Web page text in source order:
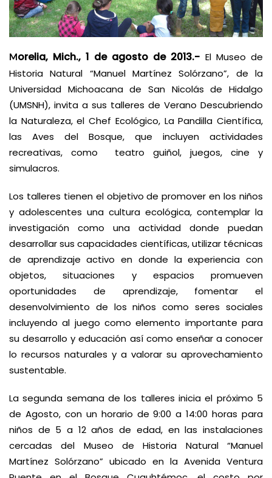
Morelia, Mich., 1 de agosto de 2013.- El Museo de
Historia Natural “Manuel Martínez Solórzano”, de la
Universidad Michoacana de San Nicolás de Hidalgo
(UMSNH), invita a sus talleres de Verano Descubriendo
la Naturaleza, el Chef Ecológico, La Pandilla Científica,
las Aves del Bosque, que incluyen actividades
recreativas, como teatro guiñol, juegos, cine y
simulacros.
Los talleres tienen el objetivo de promover en los niños
y adolescentes una cultura ecológica, contemplar la
investigación como una actividad donde puedan
desarrollar sus capacidades científicas, utilizar técnicas
de aprendizaje activo en donde la experiencia con
objetos, situaciones y espacios promueven
oportunidades de aprendizaje, fomentar el
desenvolvimiento de los niños como seres sociales
incluyendo al juego como elemento importante para
su desarrollo y educación así como enseñar a conocer
lo recursos naturales y a valorar su aprovechamiento
sustentable.
La segunda semana de los talleres inicia el próximo 5
de Agosto, con un horario de 9:00 a 14:00 horas para
niños de 5 a 12 años de edad, en las instalaciones
cercadas del Museo de Historia Natural “Manuel
Martínez Solórzano” ubicado en la Avenida Ventura